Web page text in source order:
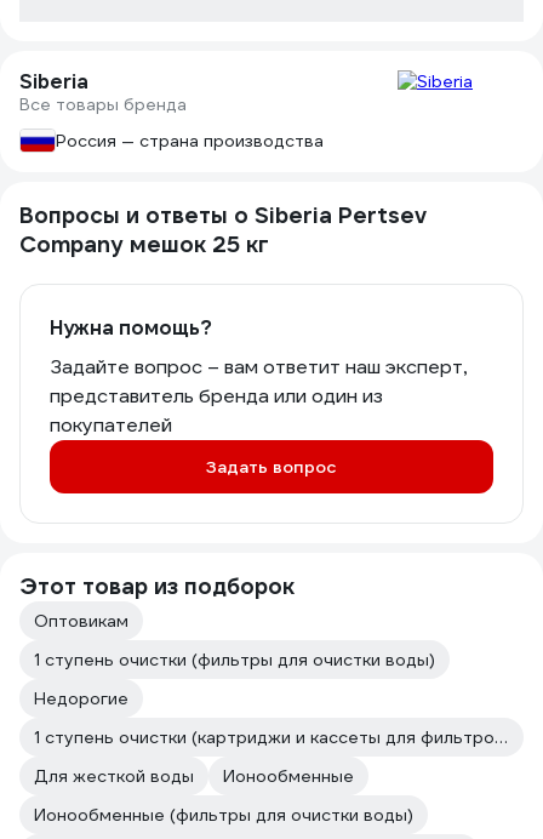
Siberia
Все товары бренда
Россия — страна производства
Вопросы и ответы о Siberia Pertsev
Company мешок 25 кг
Нужна помощь?
Задайте вопрос – вам ответит наш эксперт,
представитель бренда или один из
покупателей
Задать вопрос
Этот товар из подборок
Оптовикам
1 ступень очистки (фильтры для очистки воды)
Недорогие
1 ступень очистки (картриджи и кассеты для фильтров)
Для жесткой воды
Ионообменные
Ионообменные (фильтры для очистки воды)